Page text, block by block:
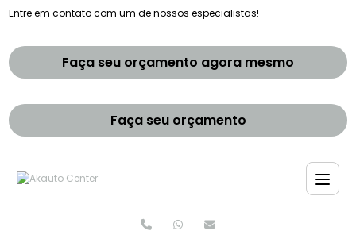
Entre em contato com um de nossos especialistas!
Faça seu orçamento agora mesmo
Faça seu orçamento